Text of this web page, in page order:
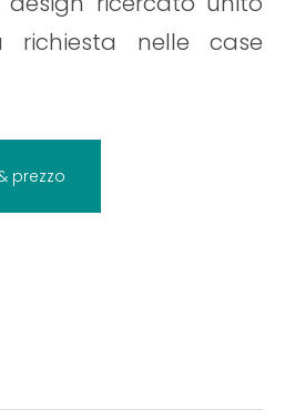
richiesta nelle case
prezzo